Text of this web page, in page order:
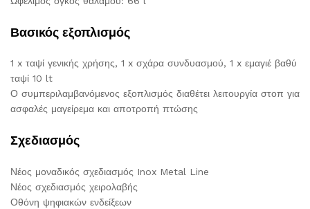
Βασικός εξοπλισμός
1 x ταψί γενικής χρήσης, 1 x σχάρα συνδυασμού, 1 x εμαγιέ βαθύ
ταψί 10 lt
Ο συμπεριλαμβανόμενος εξοπλισμός διαθέτει λειτουργία στοπ για
ασφαλές μαγείρεμα και αποτροπή πτώσης
Σχεδιασμός
Νέος μοναδικός σχεδιασμός Inox Metal Line
Νέος σχεδιασμός χειρολαβής
Οθόνη ψηφιακών ενδείξεων